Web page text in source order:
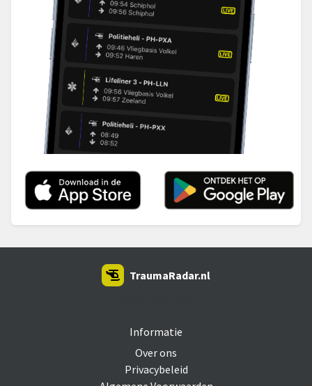
Informatie
Over ons
Privacybeleid
TraumaRadar.nl